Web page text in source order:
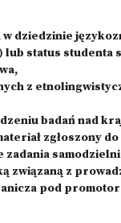
w dziedzinie
status studenta
z
badań nad
zgłoszony
zadania
związaną z
pod